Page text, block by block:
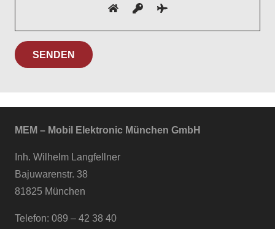
MEM – Mobil Elektronic München GmbH
Inh. Wilhelm Langfellner
Bajuwarenstr. 38
81825 München
Telefon: 089 – 42 38 40